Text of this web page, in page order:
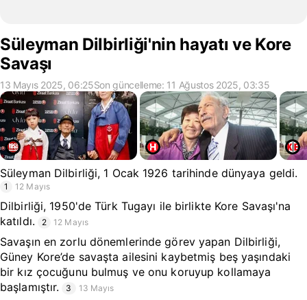
Süleyman Dilbirliği'nin hayatı ve Kore
Savaşı
13 Mayıs 2025, 06:25Son güncelleme: 11 Ağustos 2025, 03:35
Süleyman Dilbirliği, 1 Ocak 1926 tarihinde dünyaya geldi.
1 12 Mayıs
Dilbirliği, 1950'de Türk Tugayı ile birlikte Kore Savaşı'na
katıldı.
2 12 Mayıs
Savaşın en zorlu dönemlerinde görev yapan Dilbirliği,
Güney Kore’de savaşta ailesini kaybetmiş beş yaşındaki
bir kız çocuğunu bulmuş ve onu koruyup kollamaya
başlamıştır.
3 13 Mayıs